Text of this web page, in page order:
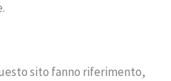
sito fanno riferimento,